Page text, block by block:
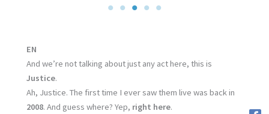
EN
And we’re not talking about just any act here, this is
Justice.
Ah, Justice. The first time I ever saw them live was back in
2008. And guess where? Yep, right here.